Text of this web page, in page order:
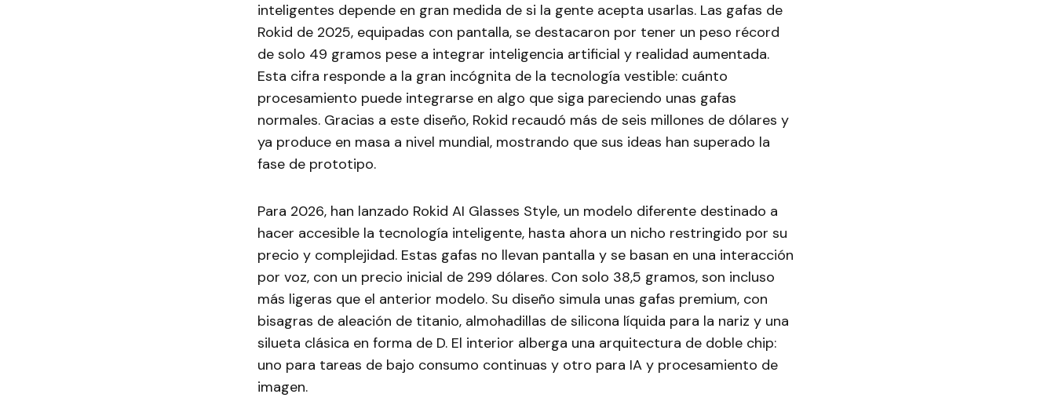
inteligentes depende en gran medida de si la gente acepta usarlas. Las gafas de
Rokid de 2025, equipadas con pantalla, se destacaron por tener un peso récord
de solo 49 gramos pese a integrar inteligencia artificial y realidad aumentada.
Esta cifra responde a la gran incógnita de la tecnología vestible: cuánto
procesamiento puede integrarse en algo que siga pareciendo unas gafas
normales. Gracias a este diseño, Rokid recaudó más de seis millones de dólares y
ya produce en masa a nivel mundial, mostrando que sus ideas han superado la
fase de prototipo.
Para 2026, han lanzado Rokid AI Glasses Style, un modelo diferente destinado a
hacer accesible la tecnología inteligente, hasta ahora un nicho restringido por su
precio y complejidad. Estas gafas no llevan pantalla y se basan en una interacción
por voz, con un precio inicial de 299 dólares. Con solo 38,5 gramos, son incluso
más ligeras que el anterior modelo. Su diseño simula unas gafas premium, con
bisagras de aleación de titanio, almohadillas de silicona líquida para la nariz y una
silueta clásica en forma de D. El interior alberga una arquitectura de doble chip:
uno para tareas de bajo consumo continuas y otro para IA y procesamiento de
imagen.